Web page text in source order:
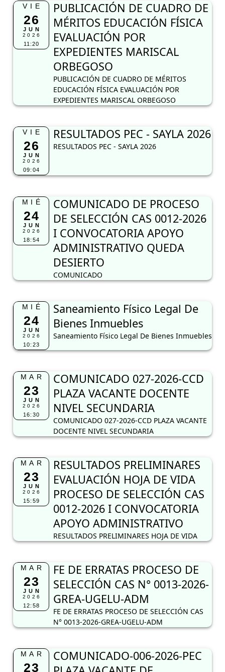
VIE
26
JUN
2026
11:20
PUBLICACIÓN DE CUADRO DE
MÉRITOS EDUCACIÓN FÍSICA
EVALUACIÓN POR
EXPEDIENTES MARISCAL
ORBEGOSO
PUBLICACIÓN DE CUADRO DE MÉRITOS
EDUCACIÓN FÍSICA EVALUACIÓN POR
EXPEDIENTES MARISCAL ORBEGOSO
VIE
26
JUN
2026
09:04
RESULTADOS PEC - SAYLA 2026
RESULTADOS PEC - SAYLA 2026
MIÉ
24
JUN
2026
18:54
COMUNICADO DE PROCESO
DE SELECCIÓN CAS 0012-2026
I CONVOCATORIA APOYO
ADMINISTRATIVO QUEDA
DESIERTO
COMUNICADO
MIÉ
24
JUN
2026
10:23
Saneamiento Físico Legal De
Bienes Inmuebles
Saneamiento Físico Legal De Bienes Inmuebles
MAR
23
JUN
2026
16:30
COMUNICADO 027-2026-CCD
PLAZA VACANTE DOCENTE
NIVEL SECUNDARIA
COMUNICADO 027-2026-CCD PLAZA VACANTE
DOCENTE NIVEL SECUNDARIA
MAR
23
JUN
2026
15:59
RESULTADOS PRELIMINARES
EVALUACIÓN HOJA DE VIDA
PROCESO DE SELECCIÓN CAS
0012-2026 I CONVOCATORIA
APOYO ADMINISTRATIVO
RESULTADOS PRELIMINARES HOJA DE VIDA
MAR
23
JUN
2026
12:58
FE DE ERRATAS PROCESO DE
SELECCIÓN CAS N° 0013-2026-
GREA-UGELU-ADM
FE DE ERRATAS PROCESO DE SELECCIÓN CAS
N° 0013-2026-GREA-UGELU-ADM
MAR
23
COMUNICADO-006-2026-PEC